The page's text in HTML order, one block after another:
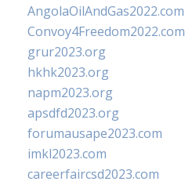
AngolaOilAndGas2022.com
Convoy4Freedom2022.com
grur2023.org
hkhk2023.org
napm2023.org
apsdfd2023.org
forumausape2023.com
imkl2023.com
careerfaircsd2023.com